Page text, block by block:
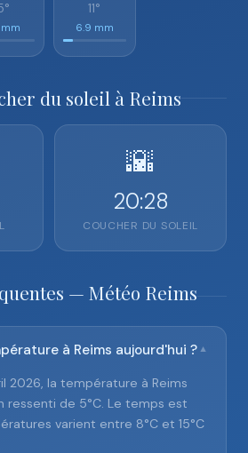
mm
11°
6.9 mm
du soleil à Reims
🌇
20:28
COUCHER DU SOLEIL
— Météo Reims
à Reims aujourd'hui ? ▼
2026, la température à Reims
ressenti de 5°C. Le temps est
varient entre 8°C et 15°C